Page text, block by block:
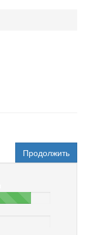
Продолжить